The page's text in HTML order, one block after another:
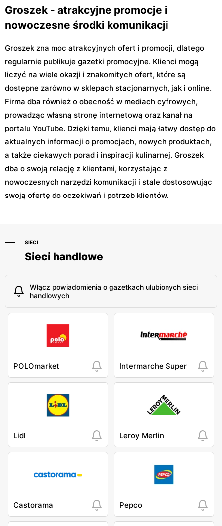
Groszek - atrakcyjne promocje i
nowoczesne środki komunikacji
Groszek zna moc atrakcyjnych ofert i promocji, dlatego
regularnie publikuje gazetki promocyjne. Klienci mogą
liczyć na wiele okazji i znakomitych ofert, które są
dostępne zarówno w sklepach stacjonarnych, jak i online.
Firma dba również o obecność w mediach cyfrowych,
prowadząc własną stronę internetową oraz kanał na
portalu YouTube. Dzięki temu, klienci mają łatwy dostęp do
aktualnych informacji o promocjach, nowych produktach,
a także ciekawych porad i inspiracji kulinarnej. Groszek
dba o swoją relację z klientami, korzystając z
nowoczesnych narzędzi komunikacji i stale dostosowując
swoją ofertę do oczekiwań i potrzeb klientów.
SIECI
Sieci handlowe
Włącz powiadomienia o gazetkach ulubionych sieci
handlowych
POLOmarket Intermarche Super
Lidl Leroy Merlin
Castorama Pepco